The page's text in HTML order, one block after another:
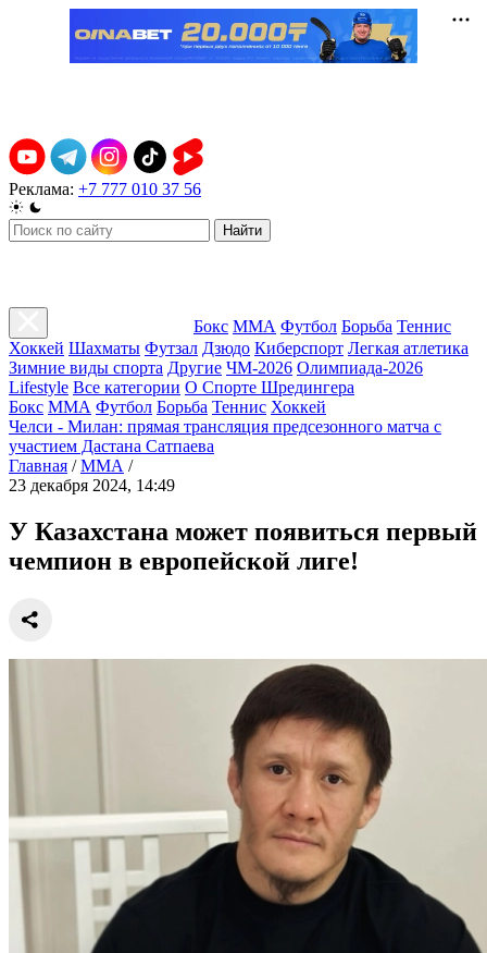
Реклама: +7 777 010 37 56
Найти
Бокс ММА Футбол Борьба Теннис
Хоккей Шахматы Футзал Дзюдо Киберспорт Легкая атлетика
Зимние виды спорта Другие ЧМ-2026 Олимпиада-2026
Lifestyle Все категории О Спорте Шредингера
Бокс ММА Футбол Борьба Теннис Хоккей
Челси - Милан: прямая трансляция предсезонного матча с
участием Дастана Сатпаева
Главная / ММА /
23 декабря 2024, 14:49
У Казахстана может появиться первый
чемпион в европейской лиге!